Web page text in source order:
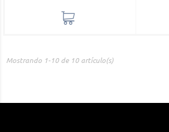
Mostrando 1-10 de 10 artículo(s)